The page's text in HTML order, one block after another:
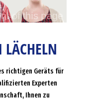
richtigen Geräts für
Experten
Ihnen zu